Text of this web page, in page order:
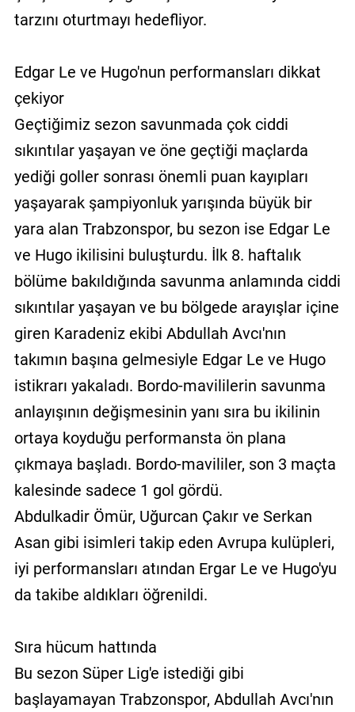
tarzını oturtmayı hedefliyor.
Edgar Le ve Hugo'nun performansları dikkat
çekiyor
Geçtiğimiz sezon savunmada çok ciddi
sıkıntılar yaşayan ve öne geçtiği maçlarda
yediği goller sonrası önemli puan kayıpları
yaşayarak şampiyonluk yarışında büyük bir
yara alan Trabzonspor, bu sezon ise Edgar Le
ve Hugo ikilisini buluşturdu. İlk 8. haftalık
bölüme bakıldığında savunma anlamında ciddi
sıkıntılar yaşayan ve bu bölgede arayışlar içine
giren Karadeniz ekibi Abdullah Avcı'nın
takımın başına gelmesiyle Edgar Le ve Hugo
istikrarı yakaladı. Bordo-mavililerin savunma
anlayışının değişmesinin yanı sıra bu ikilinin
ortaya koyduğu performansta ön plana
çıkmaya başladı. Bordo-mavililer, son 3 maçta
kalesinde sadece 1 gol gördü.
Abdulkadir Ömür, Uğurcan Çakır ve Serkan
Asan gibi isimleri takip eden Avrupa kulüpleri,
iyi performansları atından Ergar Le ve Hugo'yu
da takibe aldıkları öğrenildi.
Sıra hücum hattında
Bu sezon Süper Lig'e istediği gibi
başlayamayan Trabzonspor, Abdullah Avcı'nın